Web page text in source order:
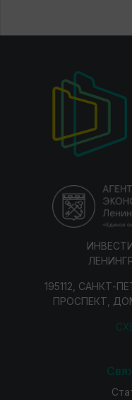
195112, САНКТ-
ПРОСПЕКТ,